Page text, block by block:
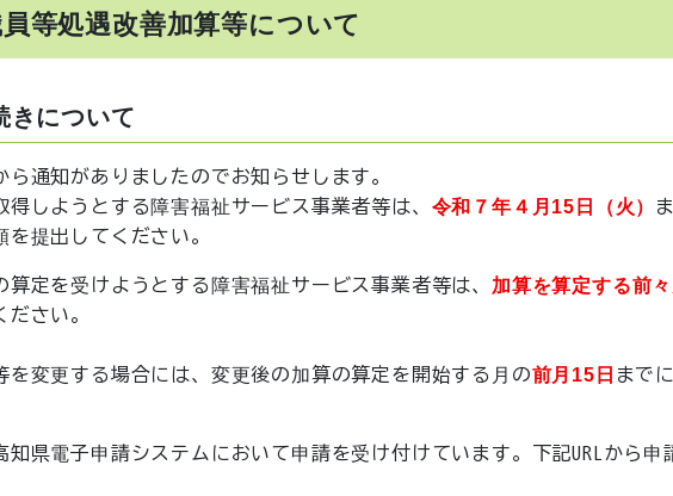
等処遇改善加算等について
きについて
通知がありましたのでお知らせします。
しようとする障害福祉サービス事業者等は、 令和７年４月15日（火）
提出してください。
算定を受けようとする障害福祉サービス事業者等は、 加算を算定する前
さい。
変更する場合には、変更後の加算の算定を開始する月の前月15日 まで
県電子申請システムにおいて申請を受け付けています。下記URLから申